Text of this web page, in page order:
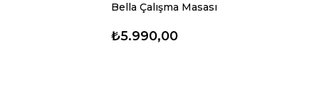
Bella Çalışma Masası
₺5.990,00